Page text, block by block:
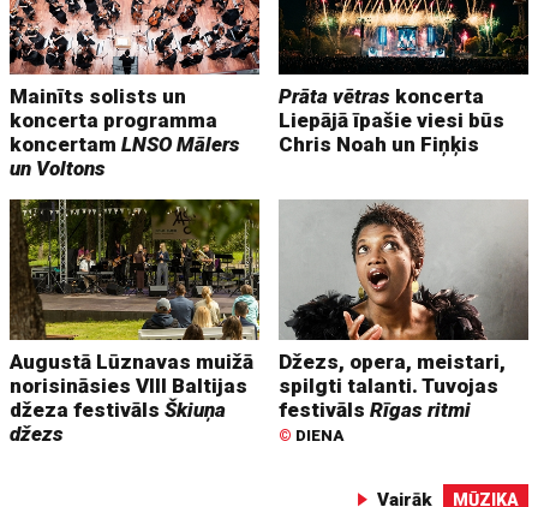
Mainīts solists un
koncerta programma
koncertamLNSO Mālers
un Voltons
Prāta vētras koncerta
Liepājā īpašie viesi būs
Chris Noah un Fiņķis
Augustā Lūznavas muižā
norisināsies VIII Baltijas
džeza festivālsŠkiuņa
džezs
Džezs, opera, meistari,
spilgti talanti. Tuvojas
festivālsRīgas ritmi
© DIENA
Vairāk MŪZIKA